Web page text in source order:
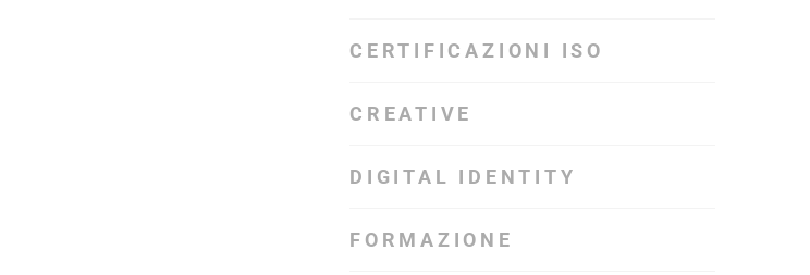
CERTIFICAZIONI ISO
CREATIVE
DIGITAL IDENTITY
FORMAZIONE